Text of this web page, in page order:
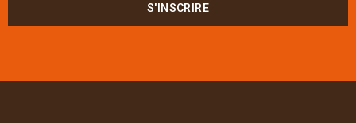
S'INSCRIRE